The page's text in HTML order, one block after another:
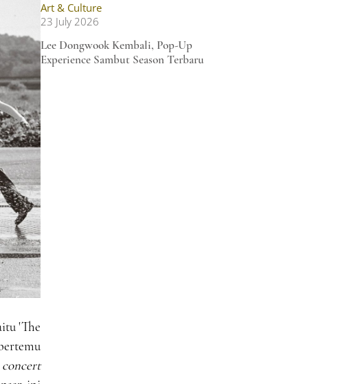
'The
Art & Culture
23 July 2026
Lee Dongwook Kembali, Pop-Up
Experience Sambut Season Terbaru